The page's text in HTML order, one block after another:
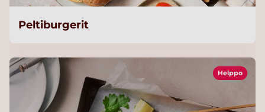
Peltiburgerit
Helppo